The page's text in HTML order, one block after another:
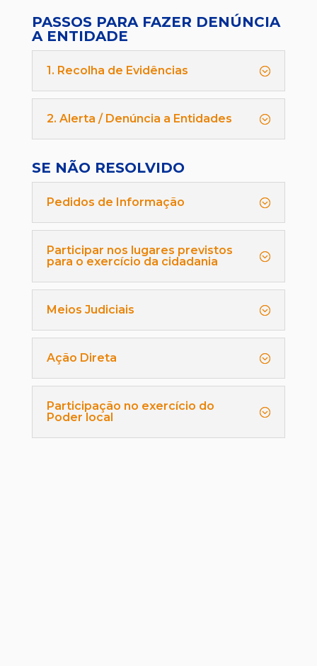
PASSOS PARA FAZER DENÚNCIA
A ENTIDADE
1. Recolha de Evidências
2. Alerta / Denúncia a Entidades
SE NÃO RESOLVIDO
Pedidos de Informação
Participar nos lugares previstos
para o exercício da cidadania
Meios Judiciais
Ação Direta
Participação no exercício do
Poder local